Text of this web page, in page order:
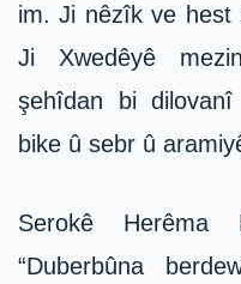
im. Ji nêzîk ve hest
Ji Xwedêyê
şehîdan bi
bike û sebr û
Serokê Herêma
“Duberbûna